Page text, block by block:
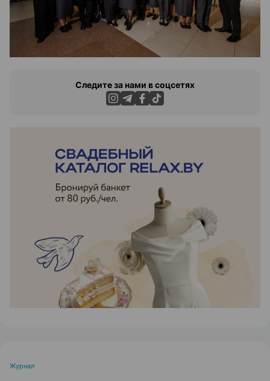
Следите за нами в соцсетях
ЭФФЕКТИВНАЯ РЕКЛАМА НА САЙТЕ
Журнал